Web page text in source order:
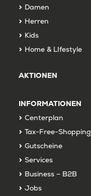
Damen
Herren
Kids
Home & LIfestyle
AKTIONEN
INFORMATIONEN
Centerplan
Tax-Free-Shopping
Gutscheine
Services
Business – B2B
Jobs